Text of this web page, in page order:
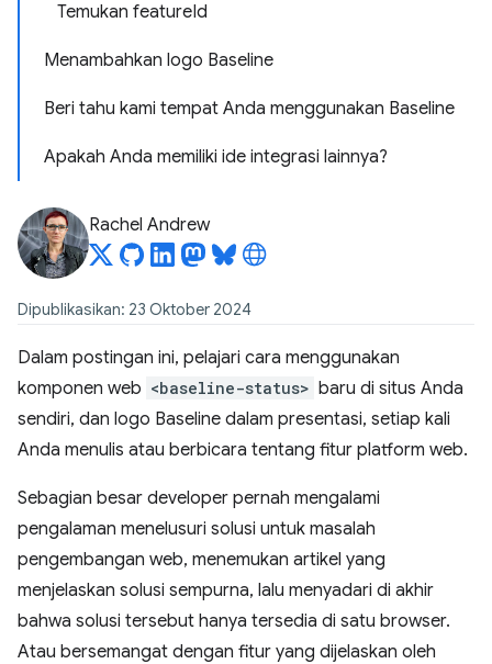
Temukan featureId
Menambahkan logo Baseline
Beri tahu kami tempat Anda menggunakan Baseline
Apakah Anda memiliki ide integrasi lainnya?
Rachel Andrew
Dipublikasikan: 23 Oktober 2024
Dalam postingan ini, pelajari cara menggunakan
komponen web <baseline-status> baru di situs Anda
sendiri, dan logo Baseline dalam presentasi, setiap kali
Anda menulis atau berbicara tentang fitur platform web.
Sebagian besar developer pernah mengalami
pengalaman menelusuri solusi untuk masalah
pengembangan web, menemukan artikel yang
menjelaskan solusi sempurna, lalu menyadari di akhir
bahwa solusi tersebut hanya tersedia di satu browser.
Atau bersemangat dengan fitur yang dijelaskan oleh